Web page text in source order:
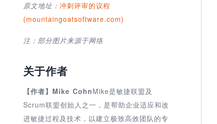
原文地址： 冲刺评审的议程
(mountaingoatsoftware.com)
注：部分图片来源于网络
关于作者
【作者】 Mike CohnMike是敏捷联盟及
Scrum联盟创始人之一，是帮助企业适应和改
进敏捷过程及技术，以建立极致高效团队的专